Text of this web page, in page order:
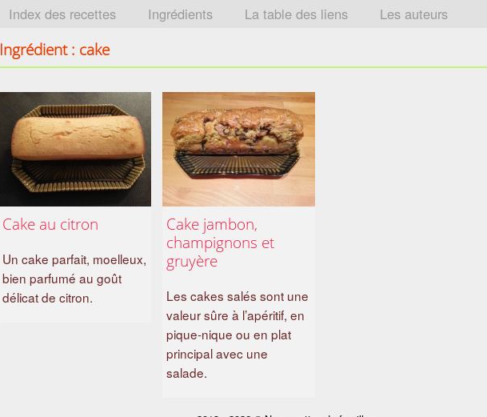
Index des recettes Ingrédients La table des liens Les auteurs
Ingrédient : cake
Cake au citron
Un cake parfait, moelleux,
bien parfumé au goût
délicat de citron.
Cake jambon,
champignons et
gruyère
Les cakes salés sont une
valeur sûre à l’apéritif, en
pique-nique ou en plat
principal avec une
salade.